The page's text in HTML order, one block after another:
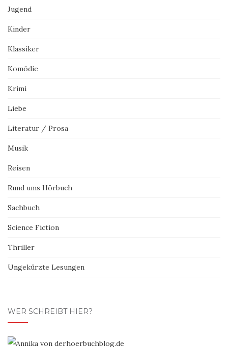
Jugend
Kinder
Klassiker
Komödie
Krimi
Liebe
Literatur / Prosa
Musik
Reisen
Rund ums Hörbuch
Sachbuch
Science Fiction
Thriller
Ungekürzte Lesungen
WER SCHREIBT HIER?